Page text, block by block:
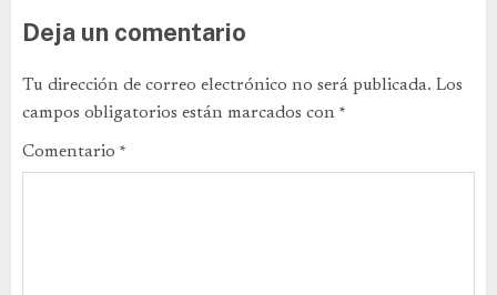
Deja un comentario
Tu dirección de correo electrónico no será publicada. Los
campos obligatorios están marcados con *
Comentario *